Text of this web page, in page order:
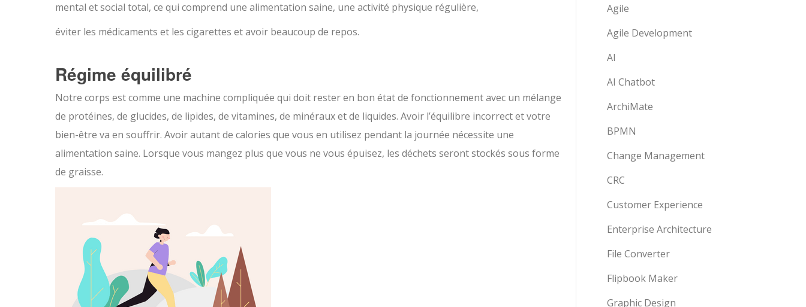
mental et social total, ce qui comprend une alimentation saine, une activité physique régulière,
éviter les médicaments et les cigarettes et avoir beaucoup de repos.
Régime équilibré
Notre corps est comme une machine compliquée qui doit rester en bon état de fonctionnement avec un mélange
de protéines, de glucides, de lipides, de vitamines, de minéraux et de liquides. Avoir l’équilibre incorrect et votre
bien-être va en souffrir. Avoir autant de calories que vous en utilisez pendant la journée nécessite une
alimentation saine. Lorsque vous mangez plus que vous ne vous épuisez, les déchets seront stockés sous forme
de graisse.
Agile
Agile Development
AI
AI Chatbot
ArchiMate
BPMN
Change Management
CRC
Customer Experience
Enterprise Architecture
File Converter
Flipbook Maker
Graphic Design